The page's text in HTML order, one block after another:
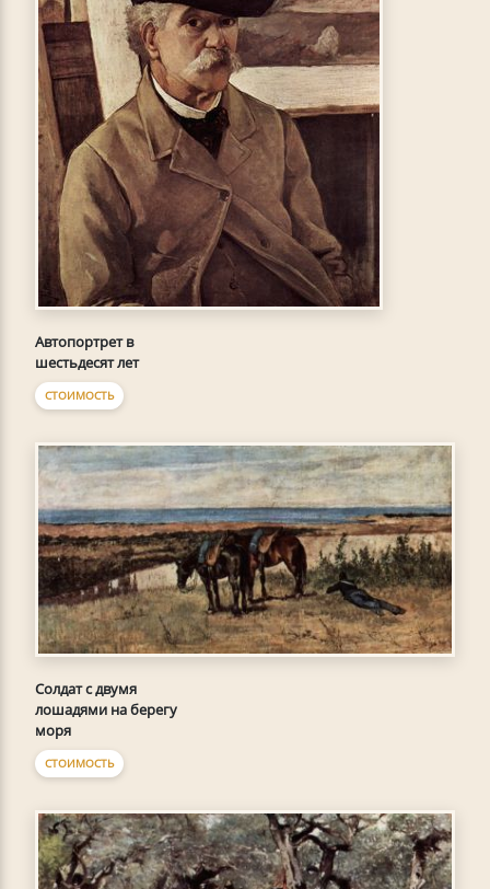
Автопортрет в
шестьдесят лет
СТОИМОСТЬ
Солдат с двумя
лошадями на берегу
моря
СТОИМОСТЬ